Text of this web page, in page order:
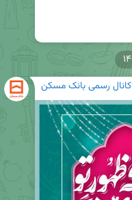
کانال رسمی بانک مسکن